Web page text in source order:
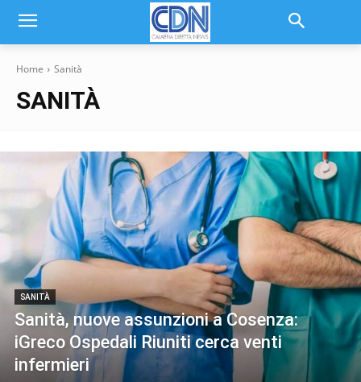
Home Sanità
SANITÀ
SANITÀ
Sanità, nuove assunzioni a Cosenza:
iGreco Ospedali Riuniti cerca venti
infermieri